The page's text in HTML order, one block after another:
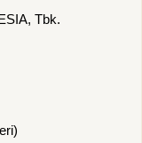
Tbk.